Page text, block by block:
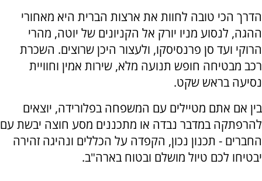
הדרך הכי טובה לחוות את ארצות הברית היא מאחורי
ההגה, לנסוע מניו יורק אל הקניונים של יוטה, מהרי
הרוקי ועד סן פרנסיסקו, ולעצור היכן שרוצים. השכרת
רכב מבטיחה חופש תנועה מלא, שירות אמין וחוויית
נסיעה בראש שקט.
בין אם אתם מטיילים עם המשפחה בפלורידה, יוצאים
להרפתקה במדבר נבדה או מתכננים מסע חוצה יבשת עם
החברים - תכנון נכון, הקפדה על הכללים ונהיגה זהירה
יבטיחו לכם טיול מושלם ובטוח בארה"ב.